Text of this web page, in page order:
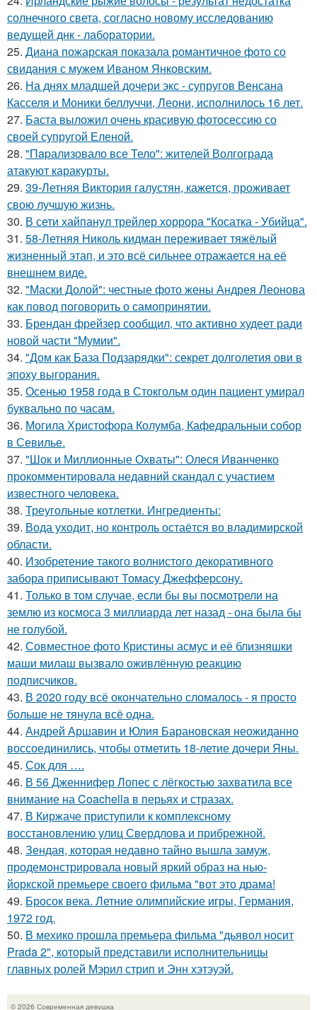
солнечного света, согласно новому исследованию
ведущей днк - лаборатории.
25. Диана пожарская показала романтичное фото со
свидания с мужем Иваном Янковским.
26. На днях младшей дочери экс - супругов Венсана
Касселя и Моники беллуччи, Леони, исполнилось 16 лет.
27. Баста выложил очень красивую фотосессию со
своей супругой Еленой.
28. "Пapализовало все Тело": жителей Волгограда
атакуют каракурты.
29. 39-Летняя Виктория галустян, кажется, проживает
свою лучшую жизнь.
30. В сети хайпанул трейлер хоррора "Косатка - Убийца".
31. 58-Летняя Николь кидман переживает тяжёлый
жизненный этап, и это всё сильнее отражается на её
внешнем виде.
32. "Маски Долой": честные фото жены Андрея Леонова
как повод поговорить о самопринятии.
33. Брендан фрейзер сообщил, что активно худеет ради
новой части "Мумии".
34. "Дом как База Подзарядки": секрет долголетия ови в
эпоху выгорания.
35. Осенью 1958 года в Стокгольм один пациент умирал
буквально по часам.
36. Могила Христофора Колумба, Кафедральныи собор
в Севилье.
37. "Шок и Миллионные Охваты": Олеся Иванченко
прокомментировала недавний скандал с участием
известного человека.
38. Треугольные котлетки. Ингредиенты:
39. Вода уходит, но контроль остаётся во владимирской
области.
40. Изобретение такого волнистого декоративного
забора приписывают Томасу Джефферсону.
41. Только в том случае, если бы вы посмотрели на
землю из космоса 3 миллиарда лет назад - она была бы
не голубой.
42. Совместное фото Кристины асмус и её близняшки
маши милаш вызвало оживлённую реакцию
подписчиков.
43. В 2020 году всё окончательно сломалось - я просто
больше не тянула всё одна.
44. Андрей Аршавин и Юлия Барановская неожиданно
воссоединились, чтобы отметить 18-летие дочери Яны.
45. Сок для ….
46. В 56 Дженнифер Лопес с лёгкостью захватила все
внимание на Coachella в перьях и стразах.
47. В Киржаче приступили к комплексному
восстановлению улиц Свердлова и прибрежной.
48. Зендая, которая недавно тайно вышла замуж,
продемонстрировала новый яркий образ на нью-
йоркской премьере своего фильма "вот это драма!
49. Бросок века. Летние олимпийские игры, Германия,
1972 год.
50. В мехико прошла премьера фильма "дьявол носит
Prada 2", который представили исполнительницы
главных ролей Мэрил стрип и Энн хэтэуэй.
© 2026 Современная девушка